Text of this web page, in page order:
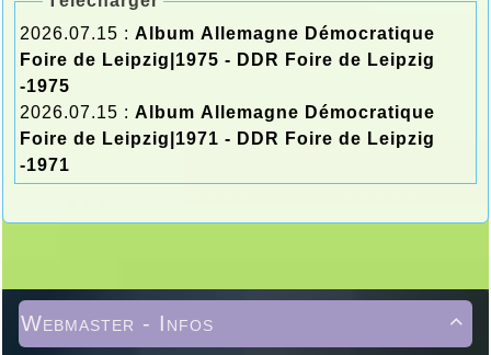
2026.07.15 : Album Allemagne Démocratique
Foire de Leipzig|1975 - DDR Foire de Leipzig
-1975
2026.07.15 : Album Allemagne Démocratique
Foire de Leipzig|1971 - DDR Foire de Leipzig
-1971

Webmaster - Infos